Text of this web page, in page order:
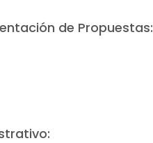
de Propuestas: